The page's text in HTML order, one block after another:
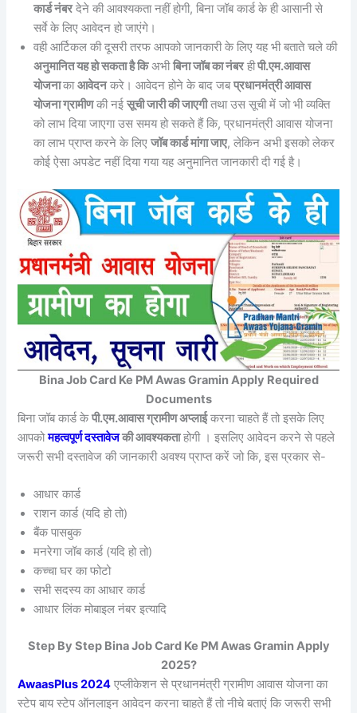
कार्ड नंबरदेने की आवश्यकता नहीं होगी, बिना जॉब कार्ड के ही आसानी से
सर्वे के लिए आवेदन हो जाएंगे।
वही आर्टिकल की दूसरी तरफ आपको जानकारी के लिए यह भी बताते चले की
अनुमानित यह हो सकता है किअभीबिना जॉब का नंबरहीपी.एम.आवास
योजनाकाआवेदनकरे। आवेदन होने के बाद जबप्रधानमंत्री आवास
योजना ग्रामीणकी नईसूची जारी की जाएगीतथा उस सूची में जो भी व्यक्ति
को लाभ दिया जाएगा उस समय हो सकते हैं कि, प्रधानमंत्री आवास योजना
का लाभ प्राप्त करने के लिएजॉब कार्ड मांगा जाए, लेकिन अभी इसको लेकर
कोई ऐसा अपडेट नहीं दिया गया यह अनुमानित जानकारी दी गई है।
Bina Job Card Ke PM Awas Gramin Apply Required
Documents
बिना जॉब कार्ड केपी.एम.आवास ग्रामीण अप्लाईकरना चाहते हैं तो इसके लिए
आपकोमहत्वपूर्ण दस्तावेजकी आवश्यकताहोगी । इसलिए आवेदन करने से पहले
जरूरी सभी दस्तावेज की जानकारी अवश्य प्राप्त करें जो कि, इस प्रकार से-
आधार कार्ड
राशन कार्ड (यदि हो तो)
बैंक पासबुक
मनरेगा जॉब कार्ड (यदि हो तो)
कच्चा घर का फोटो
सभी सदस्य का आधार कार्ड
आधार लिंक मोबाइल नंबर इत्यादि
Step By Step Bina Job Card Ke PM Awas Gramin Apply
2025?
AwaasPlus 2024 एप्लीकेशन से प्रधानमंत्री ग्रामीण आवास योजना का
स्टेप बाय स्टेप ऑनलाइन आवेदन करना चाहते हैं तो नीचे बताएं कि जरूरी सभी